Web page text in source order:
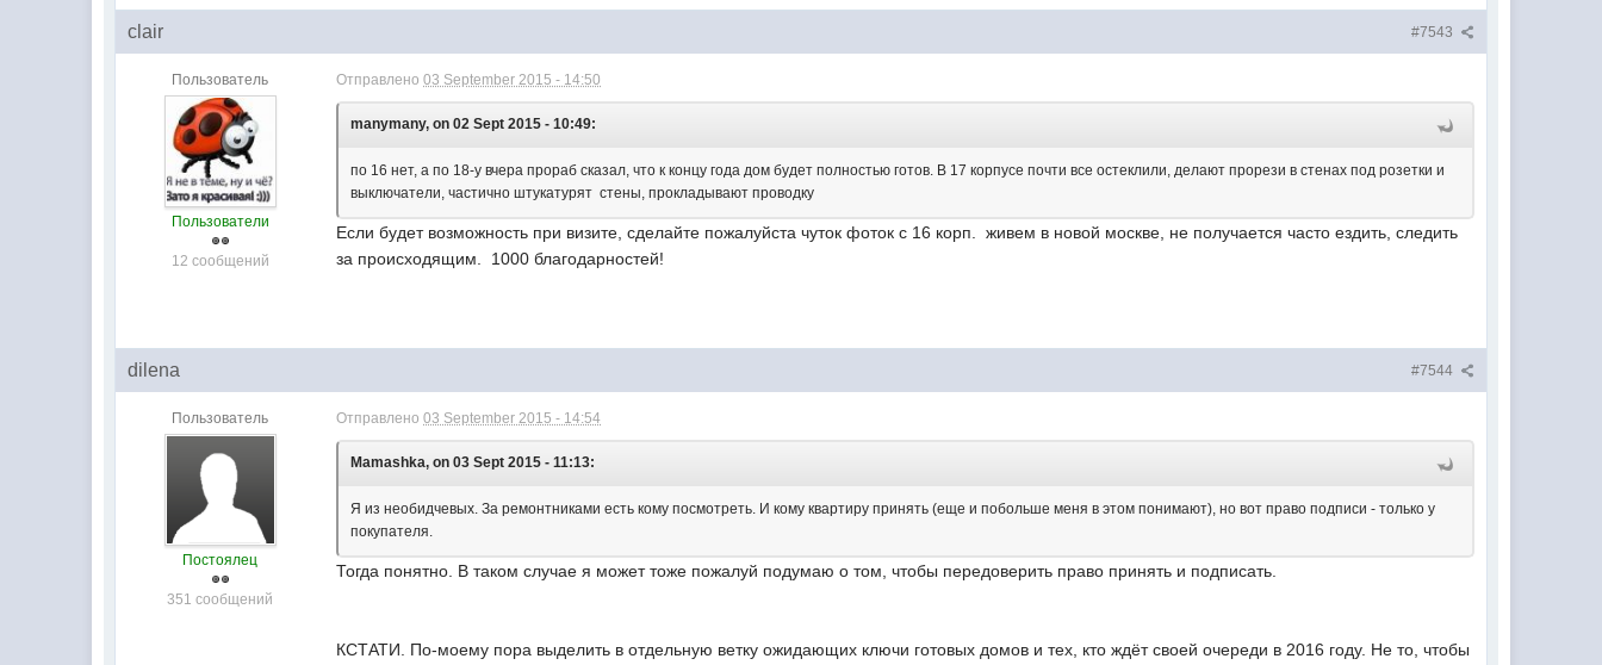
#7543
clair
Пользователь
Пользователи
12 сообщений
Отправлено03 September 2015 - 14:50
manymany, on 02 Sept 2015 - 10:49:
по 16 нет, а по 18-у вчера прораб сказал, что к концу года дом будет полностью готов. В 17 корпусе почти все остеклили, делают прорези в стенах под розетки и
выключатели, частично штукатурят стены, прокладывают проводку
Если будет возможность при визите, сделайте пожалуйста чуток фоток с 16 корп. живем в новой москве, не получается часто ездить, следить
за происходящим. 1000 благодарностей!
#7544
dilena
Пользователь
Постоялец
351 сообщений
Отправлено03 September 2015 - 14:54
Mamashka, on 03 Sept 2015 - 11:13:
Я из необидчевых. За ремонтниками есть кому посмотреть. И кому квартиру принять (еще и побольше меня в этом понимают), но вот право подписи - только у
покупателя.
Тогда понятно. В таком случае я может тоже пожалуй подумаю о том, чтобы передоверить право принять и подписать.
КСТАТИ. По-моему пора выделить в отдельную ветку ожидающих ключи готовых домов и тех, кто ждёт своей очереди в 2016 году. Не то, чтобы